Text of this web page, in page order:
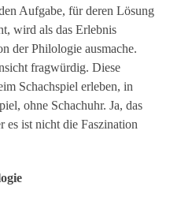
Aufgabe, für deren Lösung
wird als das Erlebnis
der Philologie ausmache.
fragwürdig. Diese
Schachspiel erleben, in
ohne Schachuhr. Ja, das
es ist nicht die Faszination